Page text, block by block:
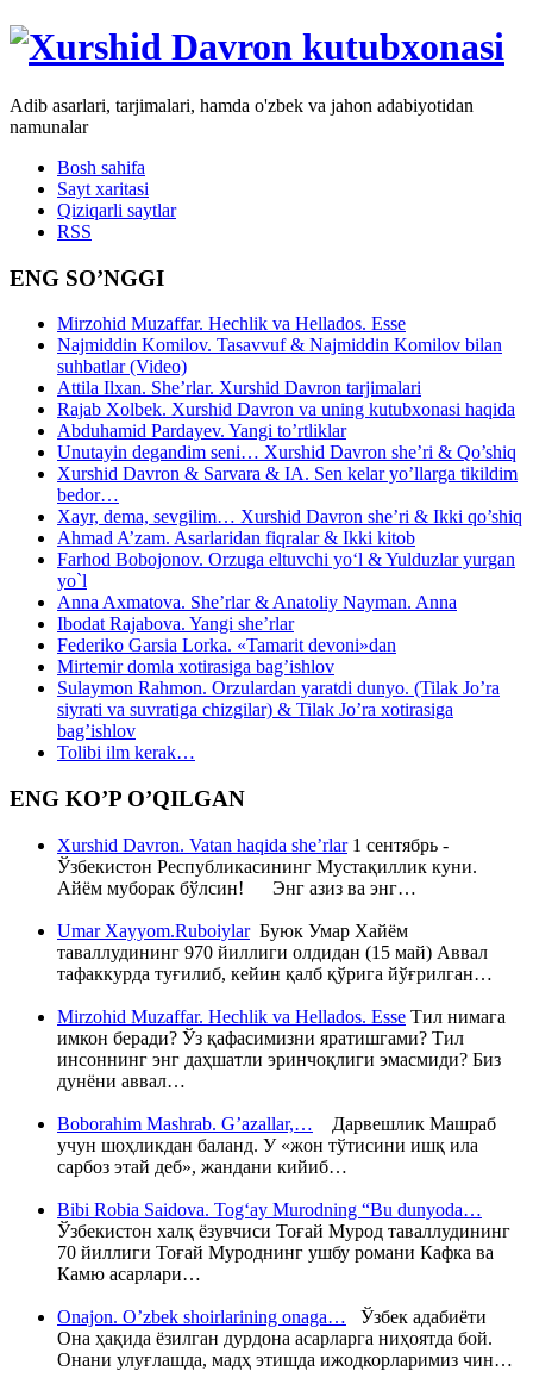
Adib asarlari, tarjimalari, hamda o'zbek va jahon adabiyotidan
namunalar
Bosh sahifa
Sayt xaritasi
Qiziqarli saytlar
RSS
ENG SO’NGGI
Mirzohid Muzaffar. Hechlik va Hellados. Esse
Najmiddin Komilov. Tasavvuf & Najmiddin Komilov bilan
suhbatlar (Video)
Attila Ilxan. She’rlar. Xurshid Davron tarjimalari
Rajab Xolbek. Xurshid Davron va uning kutubxonasi haqida
Abduhamid Pardayev. Yangi to’rtliklar
Unutayin degandim seni… Xurshid Davron she’ri & Qo’shiq
Xurshid Davron & Sarvara & IA. Sen kelar yo’llarga tikildim
bedor…
Xayr, dema, sevgilim… Xurshid Davron she’ri & Ikki qo’shiq
Ahmad A’zam. Asarlaridan fiqralar & Ikki kitob
Farhod Bobojonov. Orzuga eltuvchi yo‘l & Yulduzlar yurgan
yo`l
Anna Axmatova. She’rlar & Anatoliy Nayman. Anna
Ibodat Rajabova. Yangi she’rlar
Federiko Garsia Lorka. «Tamarit devoni»dan
Mirtemir domla xotirasiga bag’ishlov
Sulaymon Rahmon. Orzulardan yaratdi dunyo. (Tilak Jo’ra
siyrati va suvratiga chizgilar) & Tilak Jo’ra xotirasiga
bag’ishlov
Tolibi ilm kerak…
ENG KO’P O’QILGAN
Xurshid Davron. Vatan haqida she’rlar1 сентябрь -
Ўзбекистон Республикасининг Мустақиллик куни.
Айём муборак бўлсин! Энг азиз ва энг…
Umar Xayyom.RuboiylarБуюк Умар Хайём
таваллудининг 970 йиллиги олдидан (15 май) Аввал
тафаккурда туғилиб, кейин қалб қўрига йўғрилган…
Mirzohid Muzaffar. Hechlik va Hellados. Esse Тил нимага
имкон беради? Ўз қафасимизни яратишгами? Тил
инсоннинг энг даҳшатли эринчоқлиги эмасмиди? Биз
дунёни аввал…
Boborahim Mashrab. G’azallar,… Дарвешлик Машраб
учун шоҳликдан баланд. У «жон тўтисини ишқ ила
сарбоз этай деб», жандани кийиб…
Bibi Robia Saidova. Tog‘ay Murodning “Bu dunyoda…
Ўзбекистон халқ ёзувчиси Тоғай Мурод таваллудининг
70 йиллиги Тоғай Муроднинг ушбу романи Кафка ва
Камю асарлари…
Onajon. O’zbek shoirlarining onaga… Ўзбек адабиёти
Она ҳақида ёзилган дурдона асарларга ниҳоятда бой.
Онани улуғлашда, мадҳ этишда ижодкорларимиз чин…